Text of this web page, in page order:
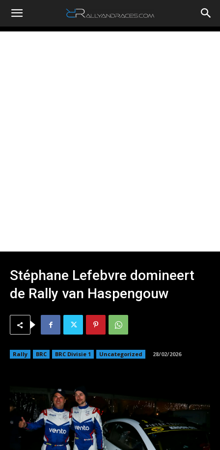
RallyandRaces.com
Stéphane Lefebvre domineert
de Rally van Haspengouw
Rally BRC BRC Divisie 1 Uncategorized 28/02/2026